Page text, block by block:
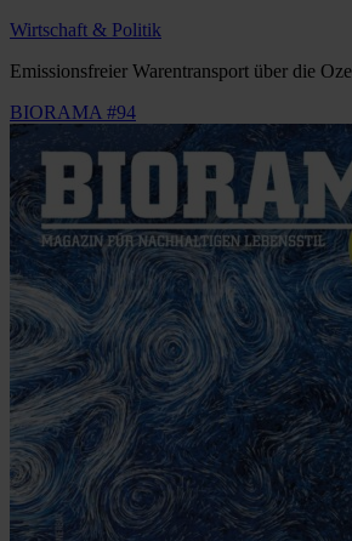
Wirtschaft & Politik
Emissionsfreier Warentransport über die
BIORAMA #94